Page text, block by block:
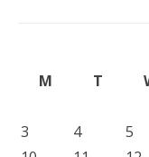
M
T
3
4 5